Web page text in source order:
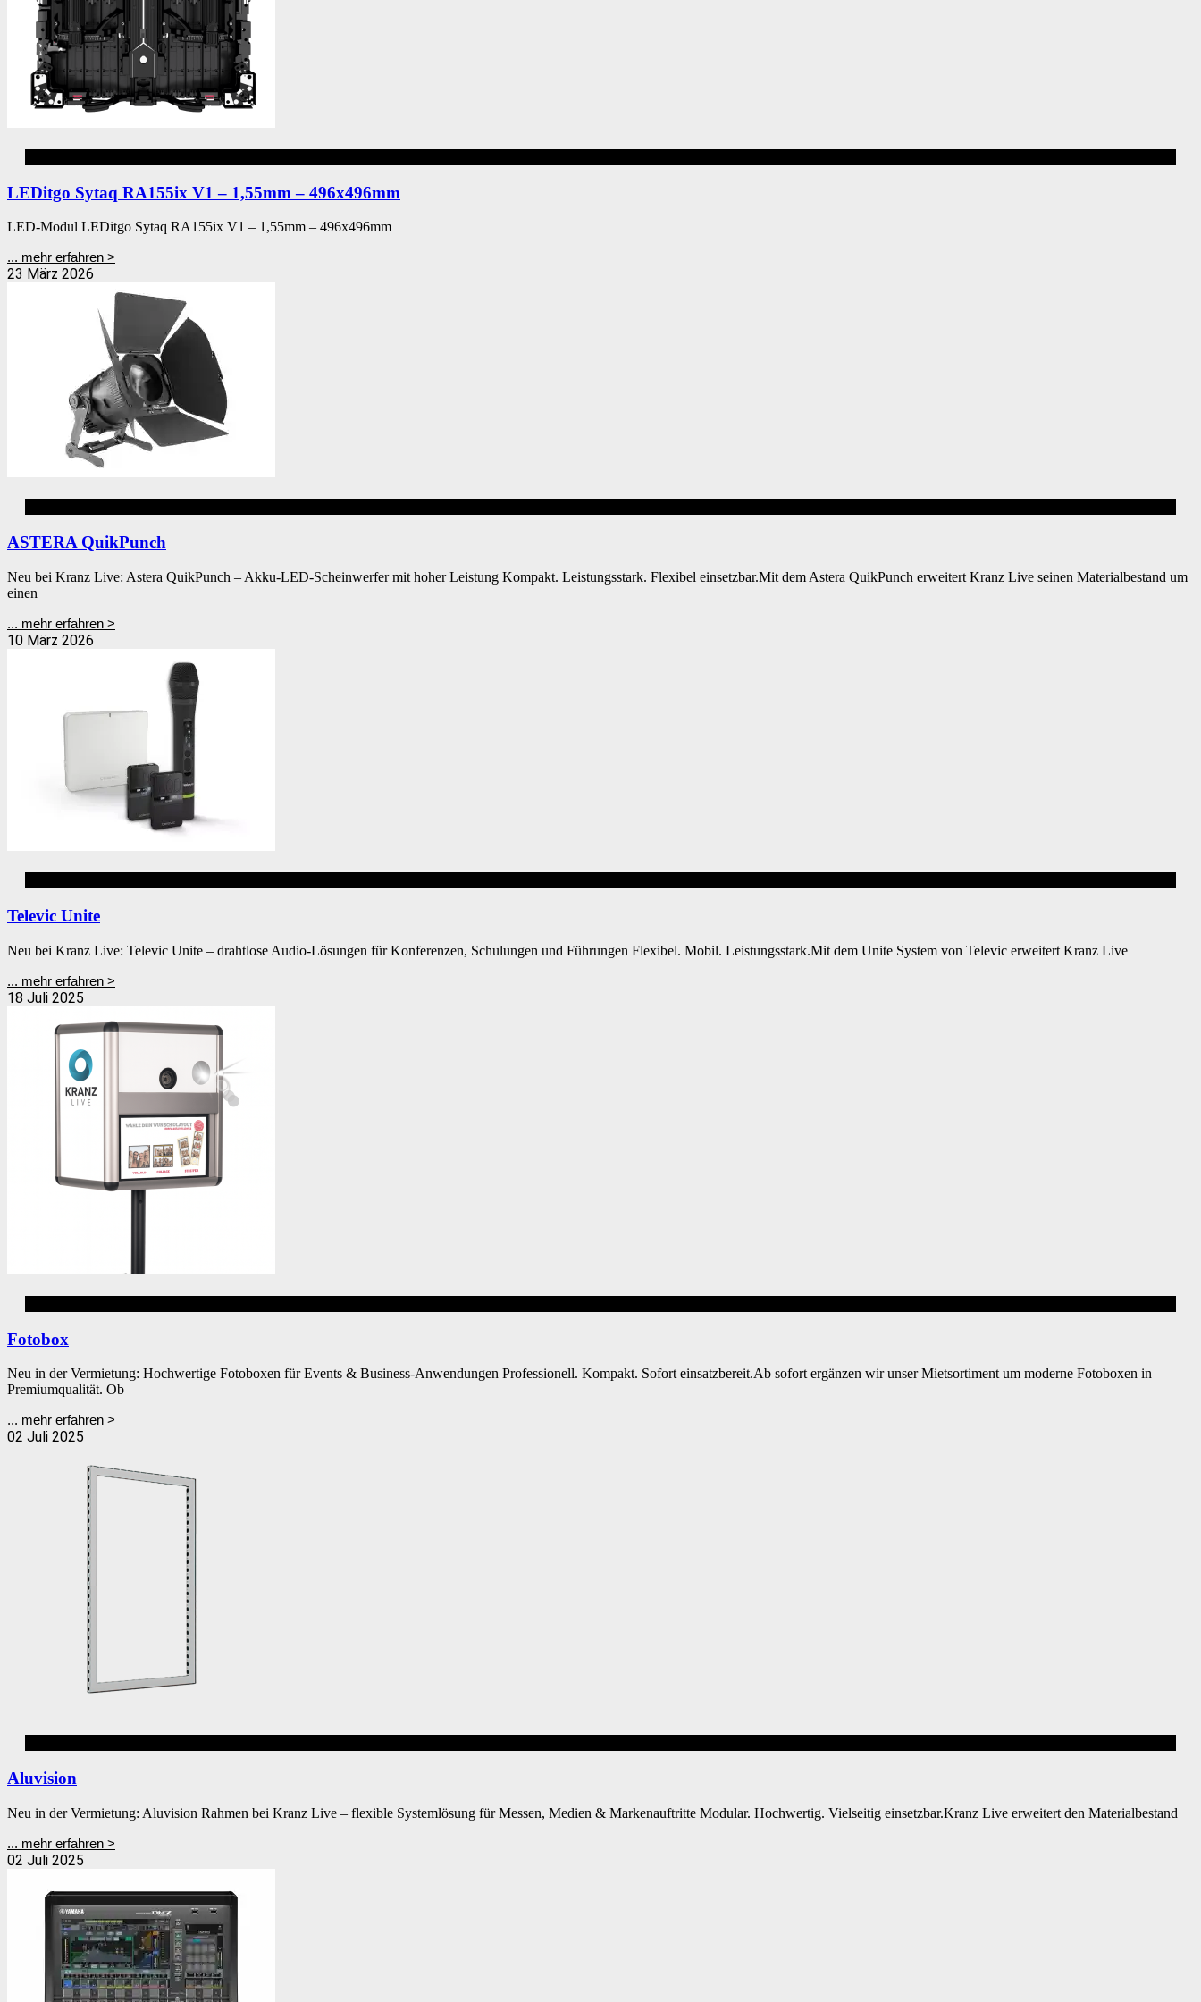
LEDitgo Sytaq RA155ix V1 – 1,55mm – 496x496mm
LED-Modul LEDitgo Sytaq RA155ix V1 – 1,55mm – 496x496mm
... mehr erfahren >
23 März 2026
ASTERA QuikPunch
Neu bei Kranz Live: Astera QuikPunch – Akku-LED-Scheinwerfer mit hoher Leistung Kompakt. Leistungsstark. Flexibel einsetzbar.Mit dem Astera QuikPunch erweitert Kranz Live seinen Materialbestand um
einen
... mehr erfahren >
10 März 2026
Televic Unite
Neu bei Kranz Live: Televic Unite – drahtlose Audio-Lösungen für Konferenzen, Schulungen und Führungen Flexibel. Mobil. Leistungsstark.Mit dem Unite System von Televic erweitert Kranz Live
... mehr erfahren >
18 Juli 2025
Fotobox
Neu in der Vermietung: Hochwertige Fotoboxen für Events & Business-Anwendungen Professionell. Kompakt. Sofort einsatzbereit.Ab sofort ergänzen wir unser Mietsortiment um moderne Fotoboxen in
Premiumqualität. Ob
... mehr erfahren >
02 Juli 2025
Aluvision
Neu in der Vermietung: Aluvision Rahmen bei Kranz Live – flexible Systemlösung für Messen, Medien & Markenauftritte Modular. Hochwertig. Vielseitig einsetzbar.Kranz Live erweitert den Materialbestand
... mehr erfahren >
02 Juli 2025